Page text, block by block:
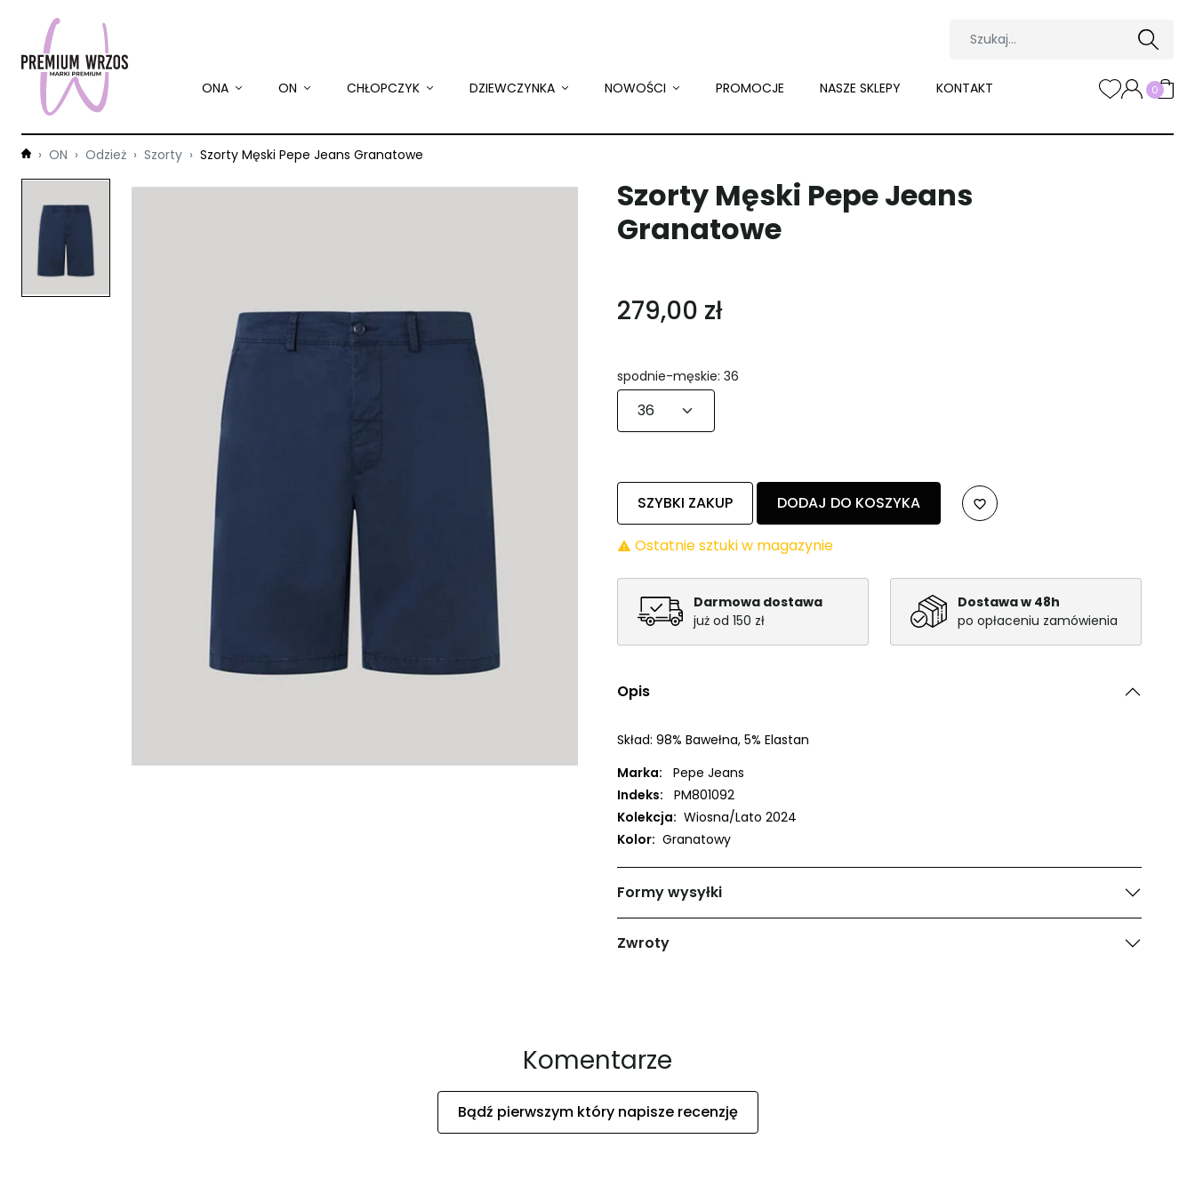
ONA ON CHŁOPCZYK DZIEWCZYNKA NOWOŚCI PROMOCJE NASZE SKLEPY KONTAKT 0
ON Odzież Szorty Szorty Męski Pepe Jeans Granatowe
Szorty Męski Pepe Jeans
Granatowe
279,00 zł
spodnie-męskie: 36
SZYBKI ZAKUP DODAJ DO KOSZYKA favorite_border
 Ostatnie sztuki w magazynie
Darmowa dostawa
już od 150 zł
Dostawa w 48h
po opłaceniu zamówienia
Opis
Skład: 98% Bawełna, 5% Elastan
Marka:
Pepe Jeans
Indeks:
PM801092
Kolekcja: Wiosna/Lato 2024
Kolor: Granatowy
Formy wysyłki
Zwroty
Komentarze
Bądź pierwszym który napisze recenzję